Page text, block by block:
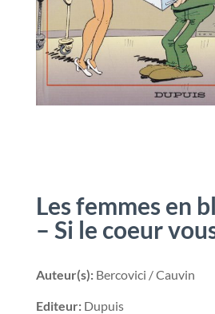
Les femmes en
– Si le coeur
Auteur(s):Bercovici / Cauvin
Editeur:Dupuis